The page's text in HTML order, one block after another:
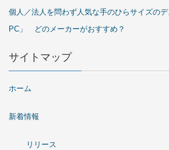
個人／法人を問わず人気な手のひらサイズの
PC」 どのメーカーがおすすめ？
サイトマップ
ホーム
新着情報
リリース